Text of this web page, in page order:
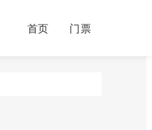
首页 门票